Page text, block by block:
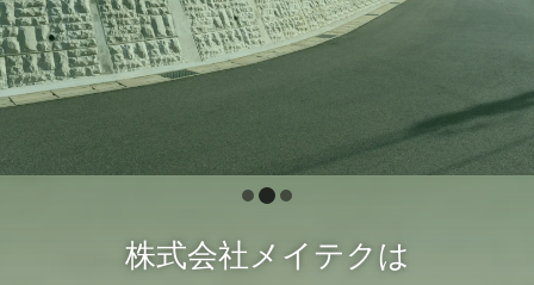
株式会社メイテクは